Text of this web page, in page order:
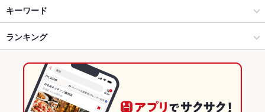
和風
徳島市・徳島市周辺部 × 居酒屋
徳島市・徳島市周辺部 × 創作
徳島市・徳島市周辺部 × 和風
秋田町 × 居酒屋
秋田町 × 創作
秋田町 × 和風
阿波富田駅
徳島駅
キーワード
からあげ
麻婆豆腐 炭火焼 牛タン
ランキング
徳島のグルメランキング
徳島の居酒屋ランキング